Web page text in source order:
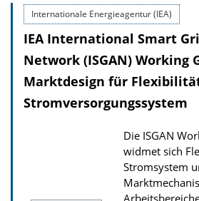
w
n
l
o
a
s
z
u
Internationale Energieagentur (IEA)
IEA International Smart
Network (ISGAN) Working
Marktdesign für
Stromversorgungssystem
Die ISGAN
widmet sich
Stromsystem